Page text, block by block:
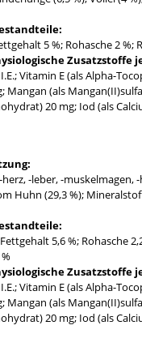
5 %; Rohasche 2 %;
Zusatzstoffe
Vitamin E (als Alpha-
Mangan (als
20 mg; Iod (als
-leber, -muskelmagen, -
Huhn (29,3 %);
5,6 %; Rohasche
Zusatzstoffe
Vitamin E (als Alpha-
Mangan (als
20 mg; Iod (als